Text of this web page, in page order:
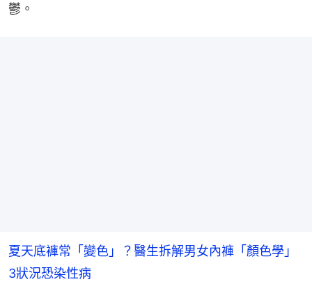
鬱。
夏天底褲常「變色」？醫生拆解男女內褲「顏色學」
3狀況恐染性病